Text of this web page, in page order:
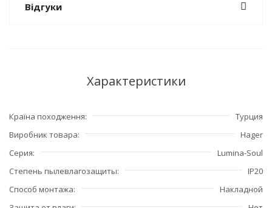
Відгуки
Характеристики
Країна походження
Турция
Виробник товара
Hager
Серия
Lumina-Soul
Степень пылевлагозащиты
IP20
Способ монтажа
Накладной